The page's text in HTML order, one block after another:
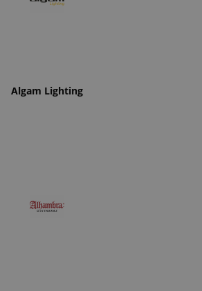
Algam Lighting